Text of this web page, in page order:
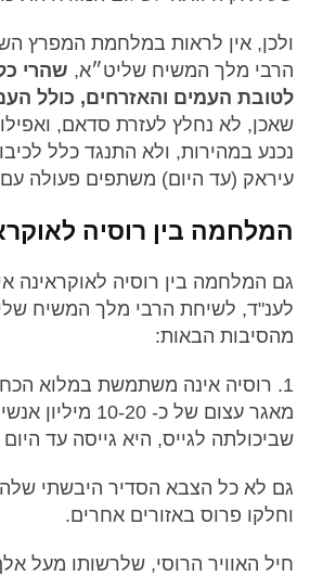
ולכן, אין לראות במלחמת המפרץ
הרבי מלך המשיח שליט״א, שהרי
לטובת העמים והאזרחים, כולל
שאכן, לא נחלץ לעזרת סדאם,
נכנע במהירות, ולא התנגד כלל
עיראק (עד היום) משתפים פעולה
המלחמה בין רוסיה
גם המלחמה בין רוסיה לאוקראינה
לענ"ד, לשיחת הרבי מלך המשיח
מהסיבות הבאות:
1. רוסיה אינה משתמשת במלוא
מאגר עצום של כ- 10-20
שביכולתה לגייס, היא גייסה עד היום 300,000 בלבד.
גם לא כל הצבא הסדיר היבשתי
וחלקו פרוס באזורים אחרים.
חיל האוויר הרוסי, שלרשותו מעל